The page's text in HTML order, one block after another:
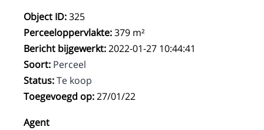
Object ID:325
Perceeloppervlakte:379 m²
Bericht bijgewerkt:2022-01-27 10:44:41
Soort: Perceel
Status:Te koop
Toegevoegd op:27/01/22
Agent